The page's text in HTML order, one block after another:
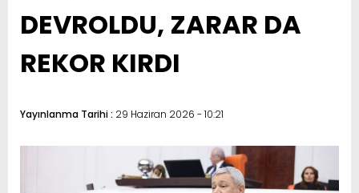
DEVROLDU, ZARAR DA
REKOR KIRDI
Yayınlanma Tarihi : 29 Haziran 2026 - 10:21